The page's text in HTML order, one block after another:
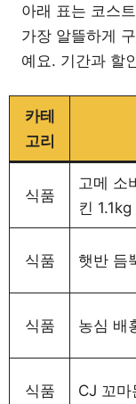
아래 표는 코스
가장 알뜰하게
예요. 기간과 할
카테
고리
식품
고메 소
킨 1.1kg
식품 햇반 듬
식품 농심 배
식품 CJ 꼬마